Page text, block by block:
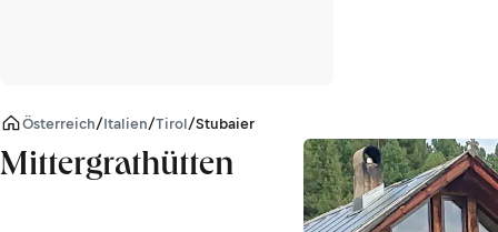
Österreich/Italien/Tirol/Stubaier Alpen
Mittergrathütten